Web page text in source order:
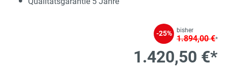
-25% bisher
1.894,00 €*
1.420,50 €*